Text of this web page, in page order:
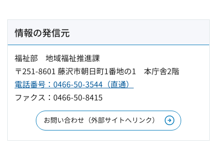
情報の発信元
福祉部 地域福祉推進課
〒251-8601 藤沢市朝日町1番地の1 本庁舎2階
電話番号：0466-50-3544（直通）
ファクス：0466-50-8415
お問い合わせ（外部サイトへリンク）